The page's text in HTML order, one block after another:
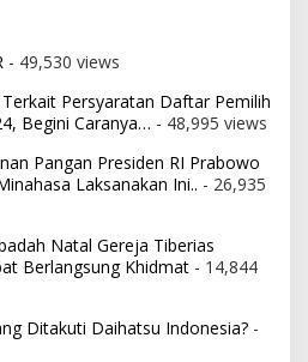
- 49,530 views
Persyaratan Daftar Pemilih
Begini Caranya… - 48,995 views
Pangan Presiden RI Prabowo
Laksanakan Ini.. - 26,935
Natal Gereja Tiberias
Berlangsung Khidmat - 14,844
Ditakuti Daihatsu Indonesia? -